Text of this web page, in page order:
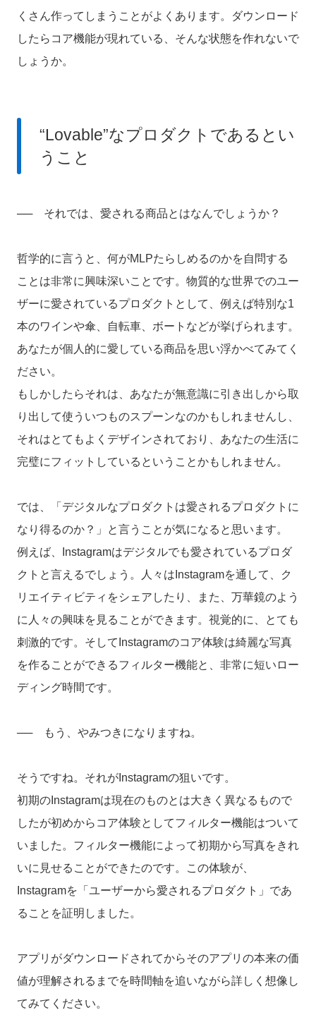
くさん作ってしまうことがよくあります。ダウンロード
したらコア機能が現れている、そんな状態を作れないで
しょうか。
“Lovable”なプロダクトであるとい
うこと
── それでは、愛される商品とはなんでしょうか？
哲学的に言うと、何がMLPたらしめるのかを自問する
ことは非常に興味深いことです。物質的な世界でのユー
ザーに愛されているプロダクトとして、例えば特別な1
本のワインや傘、自転車、ボートなどが挙げられます。
あなたが個人的に愛している商品を思い浮かべてみてく
ださい。
もしかしたらそれは、あなたが無意識に引き出しから取
り出して使ういつものスプーンなのかもしれませんし、
それはとてもよくデザインされており、あなたの生活に
完璧にフィットしているということかもしれません。
では、「デジタルなプロダクトは愛されるプロダクトに
なり得るのか？」と言うことが気になると思います。
例えば、Instagramはデジタルでも愛されているプロダ
クトと言えるでしょう。人々はInstagramを通して、ク
リエイティビティをシェアしたり、また、万華鏡のよう
に人々の興味を見ることができます。視覚的に、とても
刺激的です。そしてInstagramのコア体験は綺麗な写真
を作ることができるフィルター機能と、非常に短いロー
ディング時間です。
── もう、やみつきになりますね。
そうですね。それがInstagramの狙いです。
初期のInstagramは現在のものとは大きく異なるもので
したが初めからコア体験としてフィルター機能はついて
いました。フィルター機能によって初期から写真をきれ
いに見せることができたのです。この体験が、
Instagramを「ユーザーから愛されるプロダクト」であ
ることを証明しました。
アプリがダウンロードされてからそのアプリの本来の価
値が理解されるまでを時間軸を追いながら詳しく想像し
てみてください。